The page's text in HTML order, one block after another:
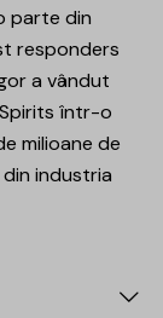
parte din
responders
a vândut
într-o
milioane de
industria